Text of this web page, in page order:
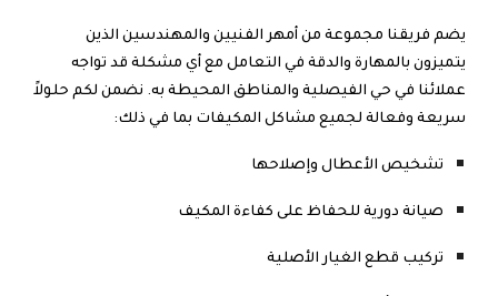
يضم فريقنا مجموعة من أمهر الفنيين والمهندسين الذين
يتميزون بالمهارة والدقة في التعامل مع أي مشكلة قد تواجه
عملائنا في حي الفيصلية والمناطق المحيطة به. نضمن لكم حلولاً
سريعة وفعالة لجميع مشاكل المكيفات بما في ذلك:
تشخيص الأعطال وإصلاحها
صيانة دورية للحفاظ على كفاءة المكيف
تركيب قطع الغيار الأصلية